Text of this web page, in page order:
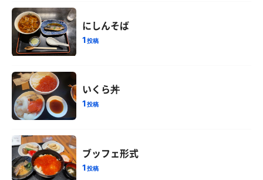
にしんそば
1投稿
いくら丼
1投稿
ブッフェ形式
1投稿